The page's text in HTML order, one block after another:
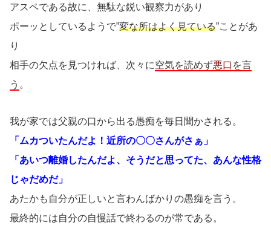
アスペである故に、無駄な鋭い観察力があり
ポーッとしているようで”変な所はよく見ている”ことがあ
り
相手の欠点を見つければ、次々に空気を読めず悪口 を言
う 。
我が家では父親の口から出る愚痴を毎日聞かされる。
「ムカついたんだよ！近所の〇〇さんがさぁ」
「あいつ離婚したんだよ、そうだと思ってた、あんな性格
じゃだめだ」
あたかも自分が正しいと言わんばかりの愚痴を言う。
最終的には自分の自慢話で終わるのが常である。